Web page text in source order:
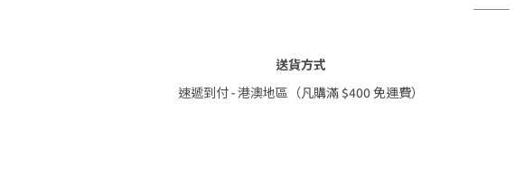
送貨方式
速遞到付 - 港澳地區（凡購滿 $400 免運費）